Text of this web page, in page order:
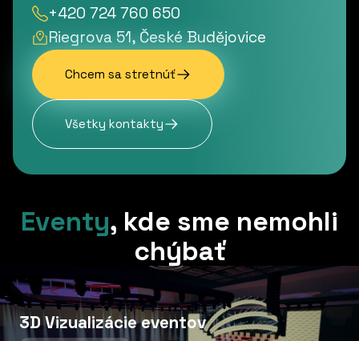
+420 724 760 650
Riegrova 51, České Budějovice
Chcem sa stretnúť
Všetky kontakty
Eventy, kde sme nemohli
chýbať
3D Vizualizácie eventov